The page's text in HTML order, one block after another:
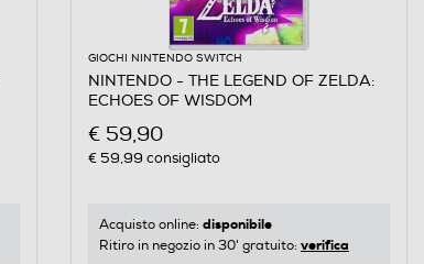
GIOCHI NINTENDO SWITCH
NINTENDO - THE LEGEND OF ZELDA:
ECHOES OF WISDOM
€ 59,90
€ 59,99 consigliato
Acquisto online: disponibile
Ritiro in negozio in 30' gratuito: verifica